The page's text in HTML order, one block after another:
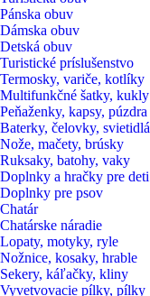
Pánska obuv
Dámska obuv
Detská obuv
Turistické príslušenstvo
Termosky, variče, kotlíky
Multifunkčné šatky, kukly
Peňaženky, kapsy, púzdra
Baterky, čelovky, svietidlá
Nože, mačety, brúsky
Ruksaky, batohy, vaky
Doplnky a hračky pre deti
Doplnky pre psov
Chatár
Chatárske náradie
Lopaty, motyky, ryle
Nožnice, kosaky, hrable
Sekery, káľačky, kliny
Vyvetvovacie pílky, pílky